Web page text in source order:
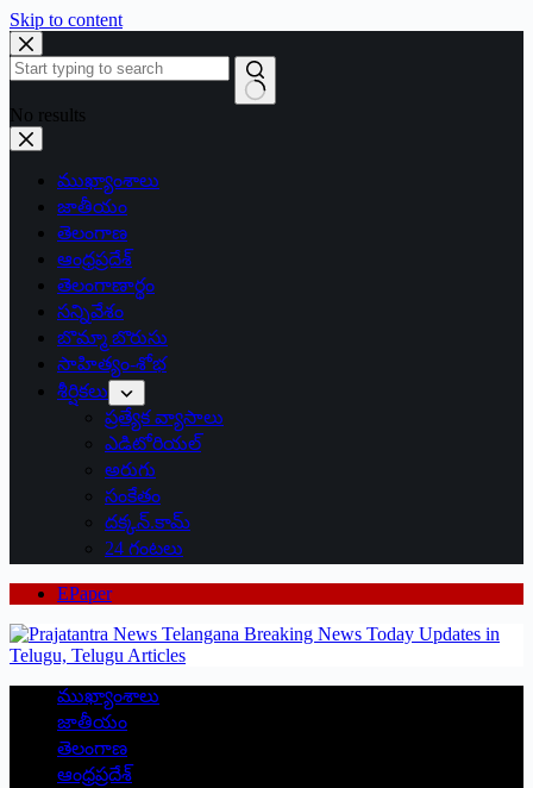
Skip to content
No results
ముఖ్యాంశాలు
జాతీయం
తెలంగాణ
ఆంధ్రప్రదేశ్
తెలంగాణార్థం
సన్నివేశం
బొమ్మా బొరుసు
సాహిత్యం-శోభ
శీర్షికలు
ప్రత్యేక వ్యాసాలు
ఎడిటోరియల్
అరుగు
సంకేతం
దక్కన్.కామ్
24 గంటలు
EPaper
ముఖ్యాంశాలు
జాతీయం
తెలంగాణ
ఆంధ్రప్రదేశ్